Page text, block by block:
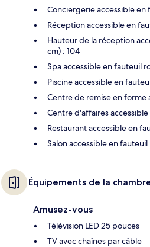
Conciergerie accessible en
Réception accessible en
Hauteur de la réception
cm) : 104
Spa accessible en fauteuil
Piscine accessible en
Centre de remise en forme
Centre d'affaires
Restaurant accessible en
Salon accessible en
Équipements de la
Amusez-vous
Télévision LED 25 pouces
TV avec chaînes par câble